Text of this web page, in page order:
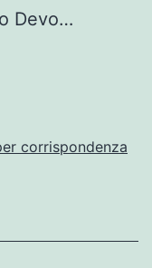
Devo…
corrispondenza